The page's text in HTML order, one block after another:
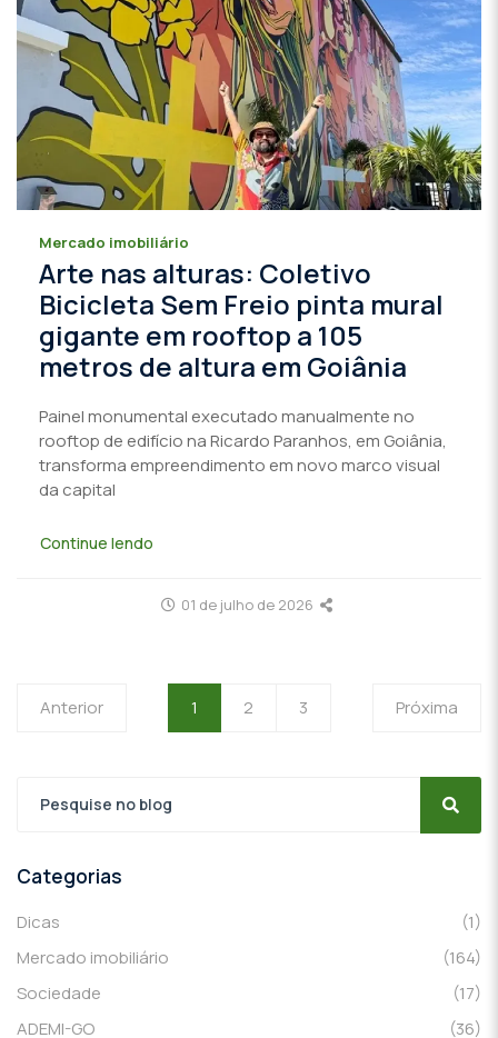
Mercado imobiliário
Arte nas alturas: Coletivo
Bicicleta Sem Freio pinta mural
gigante em rooftop a 105
metros de altura em Goiânia
Painel monumental executado manualmente no
rooftop de edifício na Ricardo Paranhos, em Goiânia,
transforma empreendimento em novo marco visual
da capital
Continue lendo
01 de julho de 2026
Anterior 1 2 3 Próxima
Categorias
Dicas
(1)
Mercado imobiliário
(164)
Sociedade
(17)
ADEMI-GO
(36)